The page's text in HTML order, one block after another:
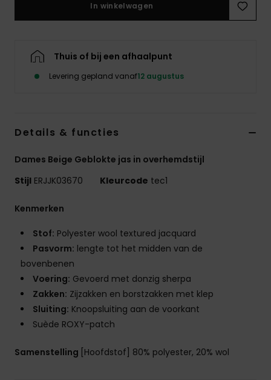
Fitness
In winkelwagen
Thuis of bij een afhaalpunt
Levering gepland vanaf12 augustus
Details & functies
Dames Beige Geblokte jas in overhemdstijl
Stijl ERJJK03670 Kleurcode tec1
Kenmerken
Stof: Polyester wool textured jacquard
Pasvorm: lengte tot het midden van de
bovenbenen
Voering: Gevoerd met donzig sherpa
Zakken: Zijzakken en borstzakken met klep
Sluiting: Knoopsluiting aan de voorkant
Suède ROXY-patch
Samenstelling [Hoofdstof] 80% polyester, 20% wol